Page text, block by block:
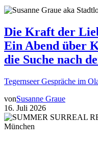
Die Kraft der
Ein Abend über
die Suche nach
Tegernseer Gespräche im
vonSusanne Graue
16. Juli 2026